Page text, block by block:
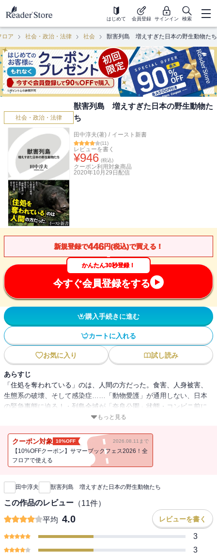
はじめて 会員登録 サインイン 検索
ロア 社会・政治・法律 社会 獣害列島 増えすぎた日本の野生動物たち
社会・政治・法律
獣害列島 増えすぎた日本の野生動物た
ち
田中淳夫(著) / イースト新書
(11)
レビューを書く
¥946 (税込)
クーポン利用対象商品
2020年10月29日 配信
新規登録で446円(税込)で買える！
かんたん30秒登録！
今すぐ会員登録をする
購入手続きに進む
カートに入れる
お気に入り 試し読み
あらすじ
「住処を奪われている」のは、人間の方だった。食害、人身被害、
生態系の破壊、そして感染症……「動物愛護」が通用しない、日本
の緊急事態に迫る！・列島全域が「奈良公園」状態・コンビニ前に
たむろするイノシシ・レジ袋片手に冷蔵庫を荒らすサル・鳥獣被害
コロナ禍は獣害！ 人獣共通感染症の恐怖・食べて減らす? 誤解だら
けのジビエ振興近年、街中にシカやイノシシ、クマが出没して、よ
く騒ぎになっている。ニュースなどでよく目にする場面だが、そう
数はシカとイノシシだけで年間100万頭を優に超え、農林水産業被害
の総額は、報告されていないものを含めれば年間1000億円を超える
といわれている。「人間は動物の住処を奪っている」と思っている
人は多いが、現在の日本においてはむしろ「動物が人間の住処を奪
っている」のだ。本書では、これまで様々な媒体で動物とヒト、そ
して森の関係を取り上げてきた森林ジャーナリスト・田中淳夫氏が
「なぜ野生動物はこれほどまでに増えたのか？」「共存の道はある
もっと見る
クーポン対象 10%OFF 2026.08.11まで
【10%OFFクーポン】サマーブックフェス2026！全
フロアで使える
新刊通知
田中淳夫 獣害列島 増えすぎた日本の野生動物たち
この作品のレビュー （11件）
平均 4.0 レビューを書く
3
3